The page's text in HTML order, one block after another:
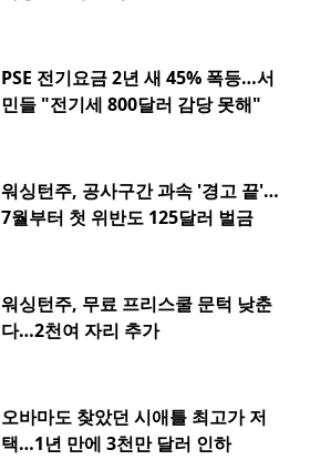
PSE 전기요금 2년 새 45% 폭등…서
민들 "전기세 800달러 감당 못해"
워싱턴주, 공사구간 과속 '경고 끝'…
7월부터 첫 위반도 125달러 벌금
워싱턴주, 무료 프리스쿨 문턱 낮춘
다…2천여 자리 추가
오바마도 찾았던 시애틀 최고가 저
택…1년 만에 3천만 달러 인하